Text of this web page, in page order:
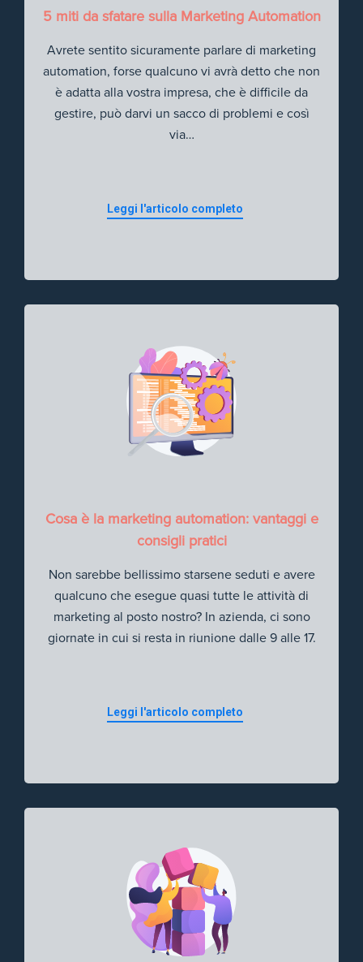
5 miti da sfatare sulla Marketing Automation
Avrete sentito sicuramente parlare di marketing
automation, forse qualcuno vi avrà detto che non
è adatta alla vostra impresa, che è difficile da
gestire, può darvi un sacco di problemi e così
via…
Leggi l'articolo completo
Cosa è la marketing automation: vantaggi e
consigli pratici
Non sarebbe bellissimo starsene seduti e avere
qualcuno che esegue quasi tutte le attività di
marketing al posto nostro? In azienda, ci sono
giornate in cui si resta in riunione dalle 9 alle 17.
Leggi l'articolo completo